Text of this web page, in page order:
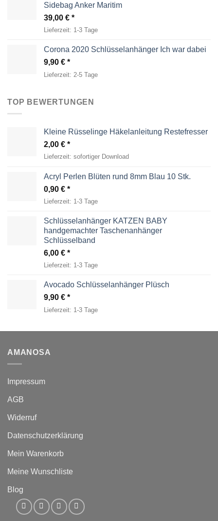
Sidebag Anker Maritim
39,00 €
Lieferzeit: 1-3 Tage
Corona 2020 Schlüsselanhänger Ich war dabei
9,90 €
Lieferzeit: 2-5 Tage
TOP BEWERTUNGEN
Kleine Rüsselinge Häkelanleitung Restefresser
2,00 €
Lieferzeit: sofortiger Download
Acryl Perlen Blüten rund 8mm Blau 10 Stk.
0,90 €
Lieferzeit: 1-3 Tage
Schlüsselanhänger KATZEN BABY
handgemachter Taschenanhänger
Schlüsselband
6,00 €
Lieferzeit: 1-3 Tage
Avocado Schlüsselanhänger Plüsch
9,90 €
Lieferzeit: 1-3 Tage
AMANOSA
Impressum
AGB
Widerruf
Datenschutzerklärung
Mein Warenkorb
Meine Wunschliste
Blog